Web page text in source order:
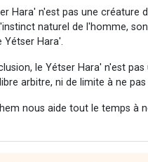
Hara' n'est pas une
naturel de l'homme,
Yétser Hara'.
le Yétser Hara' n'est
arbitre, ni de limite à ne pas
nous aide tout le temps à